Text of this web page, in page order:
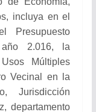
incluya en el
Presupuesto
2.016, la
Múltiples
Vecinal en la
Jurisdicción
departamento